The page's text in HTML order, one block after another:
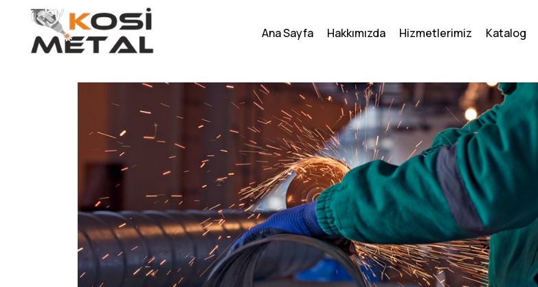
Ana Sayfa Hakkımızda Hizmetlerimiz Katalog